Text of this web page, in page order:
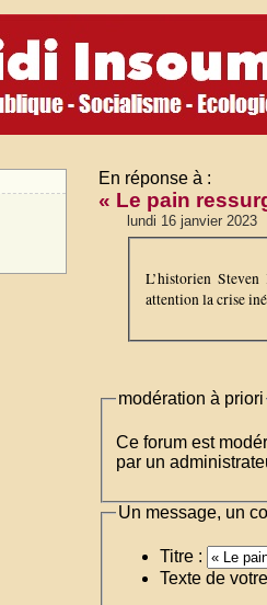
En réponse à :
« Le pain
lundi 16 janvier 2023
L’historien
attention la crise
modération à priori
Ce forum est
par un
Un message, un
Titre :
Texte de